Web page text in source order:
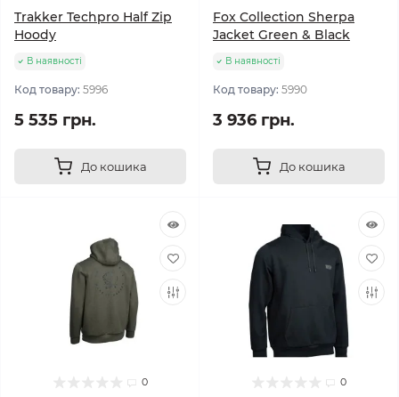
Trakker Techpro Half Zip
Hoody
В наявності
Код товару: 5996
5 535 грн.
До кошика
Fox Collection Sherpa
Jacket Green & Black
В наявності
Код товару: 5990
3 936 грн.
До кошика
0 0